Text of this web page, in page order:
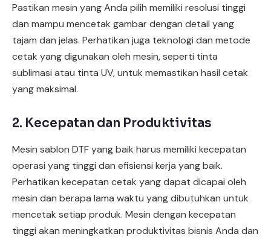
Pastikan mesin yang Anda pilih memiliki resolusi tinggi
dan mampu mencetak gambar dengan detail yang
tajam dan jelas. Perhatikan juga teknologi dan metode
cetak yang digunakan oleh mesin, seperti tinta
sublimasi atau tinta UV, untuk memastikan hasil cetak
yang maksimal.
2. Kecepatan dan Produktivitas
Mesin sablon DTF yang baik harus memiliki kecepatan
operasi yang tinggi dan efisiensi kerja yang baik.
Perhatikan kecepatan cetak yang dapat dicapai oleh
mesin dan berapa lama waktu yang dibutuhkan untuk
mencetak setiap produk. Mesin dengan kecepatan
tinggi akan meningkatkan produktivitas bisnis Anda dan